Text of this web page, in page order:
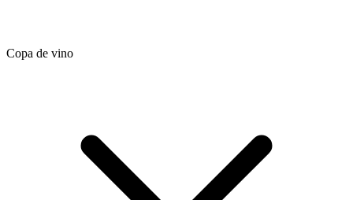
Copa de vino